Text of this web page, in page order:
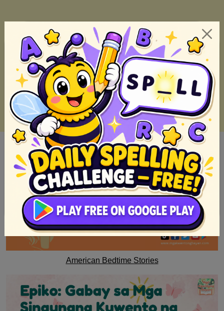
American Bedtime Stories